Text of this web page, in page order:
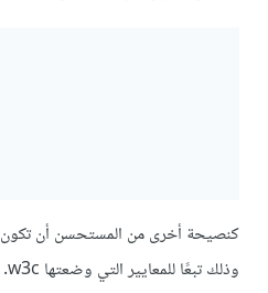
وذلك تبعًا للمعايير التي وضعتها w3c.